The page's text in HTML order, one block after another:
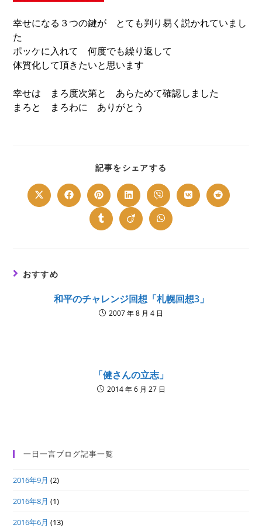
幸せになる３つの鍵が とても判り易く説かれていまし
た
ポッケに入れて 何度でも繰り返して
体質化して頂きたいと思います
幸せは まろ度次第と あらためて確認しました
まろと まろわに ありがとう
記事をシェアする
CONTENT
Opens
in
Opens
in
window
Opens
in
a
new
window
Opens
in
a
new
window
Opens
in
a
new
window
Opens
in
Opens
in
Opens
in
Opens
in
Opens
in
おすすめ
和平のチャレンジ回想「札幌回想3」
2007 年 8 月 4 日
「健さんの立志」
2014 年 6 月 27 日
一日一言ブログ記事一覧
2016年9月 (2)
2016年8月 (1)
2016年6月 (13)